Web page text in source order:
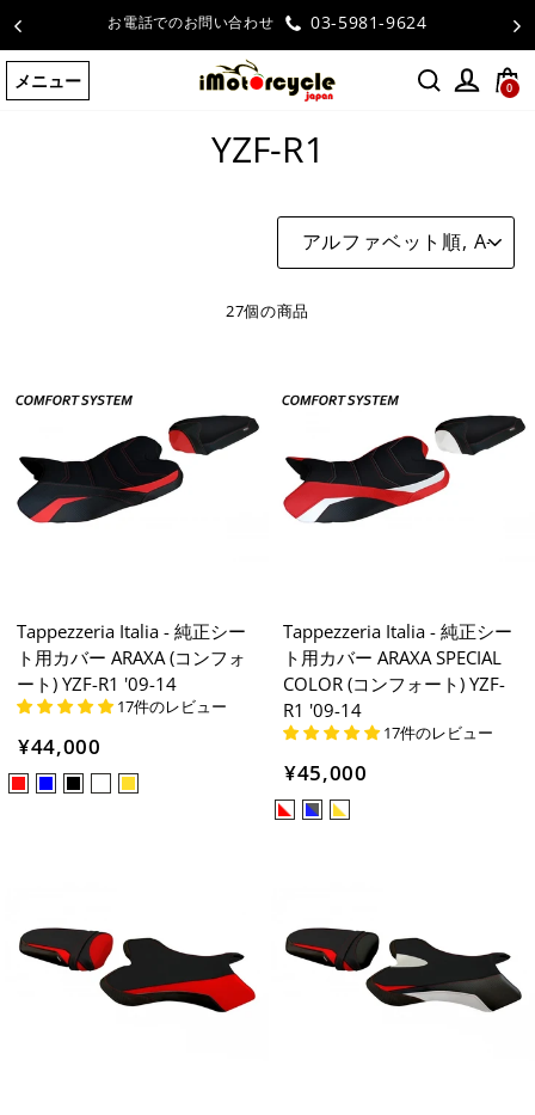
テ
ン
お電話でのお問い合わせ 03-5981-9624
メニュー 0
ホームページ /YZF-R1
YZF-R1
並
替
27個の商品
Tappezzeria Italia - 純正シー
ト用カバー ARAXA (コンフォ
ート) YZF-R1 '09-14
17件のレビュー
¥44,000
Tappezzeria Italia - 純正シー
ト用カバー ARAXA SPECIAL
COLOR (コンフォート) YZF-
R1 '09-14
17件のレビュー
¥45,000